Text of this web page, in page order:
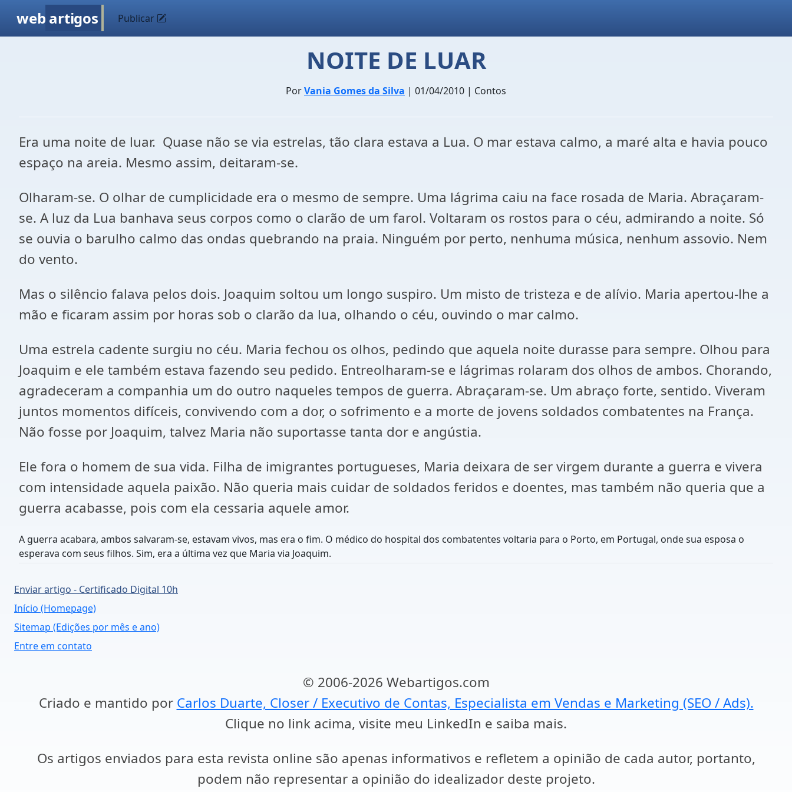
web artigos Publicar
NOITE DE LUAR
PorVania Gomes da Silva | 01/04/2010 | Contos
Era uma noite de luar. Quase não se via estrelas, tão clara estava a Lua. O mar estava calmo, a maré alta e havia pouco
espaço na areia. Mesmo assim, deitaram-se.
Olharam-se. O olhar de cumplicidade era o mesmo de sempre. Uma lágrima caiu na face rosada de Maria. Abraçaram-
se. A luz da Lua banhava seus corpos como o clarão de um farol. Voltaram os rostos para o céu, admirando a noite. Só
se ouvia o barulho calmo das ondas quebrando na praia. Ninguém por perto, nenhuma música, nenhum assovio. Nem
do vento.
Mas o silêncio falava pelos dois. Joaquim soltou um longo suspiro. Um misto de tristeza e de alívio. Maria apertou-lhe a
mão e ficaram assim por horas sob o clarão da lua, olhando o céu, ouvindo o mar calmo.
Uma estrela cadente surgiu no céu. Maria fechou os olhos, pedindo que aquela noite durasse para sempre. Olhou para
Joaquim e ele também estava fazendo seu pedido. Entreolharam-se e lágrimas rolaram dos olhos de ambos. Chorando,
agradeceram a companhia um do outro naqueles tempos de guerra. Abraçaram-se. Um abraço forte, sentido. Viveram
juntos momentos difíceis, convivendo com a dor, o sofrimento e a morte de jovens soldados combatentes na França.
Não fosse por Joaquim, talvez Maria não suportasse tanta dor e angústia.
Ele fora o homem de sua vida. Filha de imigrantes portugueses, Maria deixara de ser virgem durante a guerra e vivera
com intensidade aquela paixão. Não queria mais cuidar de soldados feridos e doentes, mas também não queria que a
guerra acabasse, pois com ela cessaria aquele amor.
A guerra acabara, ambos salvaram-se, estavam vivos, mas era o fim. O médico do hospital dos combatentes voltaria para o Porto, em Portugal, onde sua esposa o
esperava com seus filhos. Sim, era a última vez que Maria via Joaquim.
Enviar artigo - Certificado Digital 10h
Início (Homepage)
Sitemap (Edições por mês e ano)
Entre em contato
© 2006-2026 Webartigos.com
Criado e mantido por Carlos Duarte, Closer / Executivo de Contas, Especialista em Vendas e Marketing (SEO / Ads).
Clique no link acima, visite meu LinkedIn e saiba mais.
Os artigos enviados para esta revista online são apenas informativos e refletem a opinião de cada autor, portanto,
podem não representar a opinião do idealizador deste projeto.